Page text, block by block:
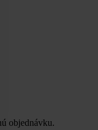
objednávku.